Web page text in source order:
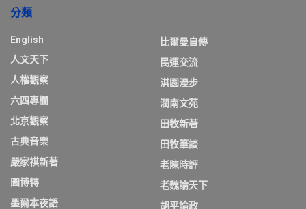
分類
English
人文天下
人權觀察
六四專欄
北京觀察
古典音樂
嚴家祺新著
圖博特
墨爾本夜語
比爾曼自傳
民運交流
淇園漫步
潤南文苑
田牧新著
田牧筆談
老陳時評
老魏論天下
胡平論政